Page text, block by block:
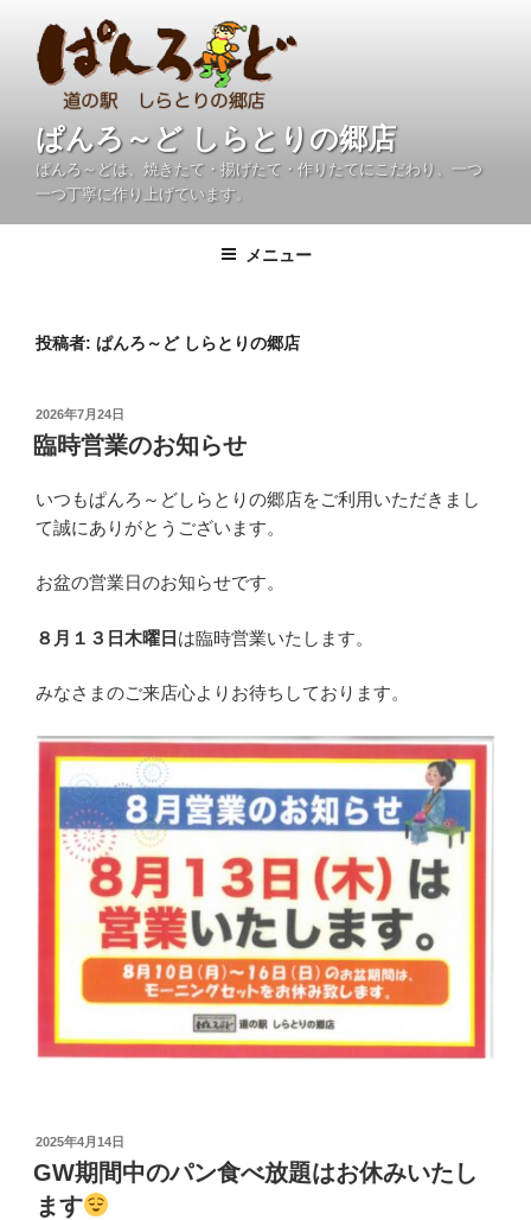
ぱんろ～ど しらとりの郷店
ぱんろ～どは、焼きたて・揚げたて・作りたてにこだわり、一つ
一つ丁寧に作り上げています。
メニュー
投稿者: ぱんろ～ど しらとりの郷店
投
稿
日:
2026年7月24日
臨時営業のお知らせ
いつもぱんろ～どしらとりの郷店をご利用いただきまし
て誠にありがとうございます。
お盆の営業日のお知らせです。
８月１３日木曜日 は臨時営業いたします。
みなさまのご来店心よりお待ちしております。
投
稿
日:
2025年4月14日
GW期間中のパン食べ放題はお休みいたし
ます